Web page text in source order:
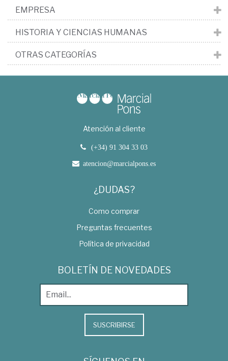
EMPRESA
HISTORIA Y CIENCIAS HUMANAS
OTRAS CATEGORÍAS
Atención al cliente
(+34) 91 304 33 03
atencion@marcialpons.es
¿DUDAS?
Como comprar
Preguntas frecuentes
Política de privacidad
BOLETÍN DE NOVEDADES
SUSCRIBIRSE